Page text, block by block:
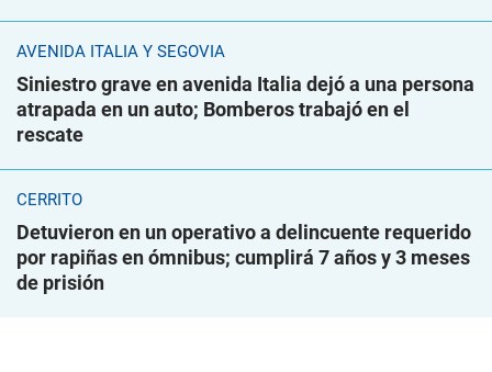
AVENIDA ITALIA Y SEGOVIA
Siniestro grave en avenida Italia dejó a una persona
atrapada en un auto; Bomberos trabajó en el
rescate
CERRITO
Detuvieron en un operativo a delincuente requerido
por rapiñas en ómnibus; cumplirá 7 años y 3 meses
de prisión